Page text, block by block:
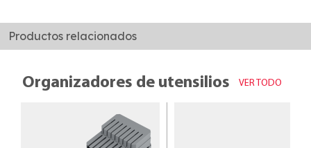
Productos relacionados
Organizadores de utensilios VER TODO